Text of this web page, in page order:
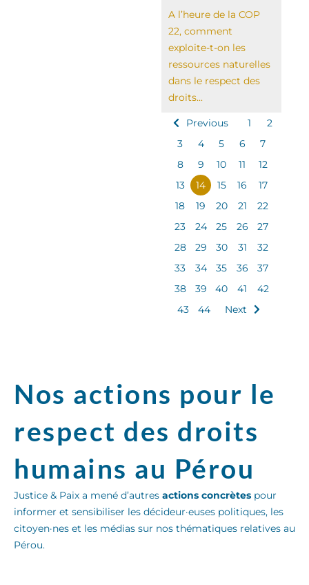
A l’heure de la COP
22, comment
exploite-t-on les
ressources naturelles
dans le respect des
droits...
Previous 1
2
3
4 5 6
7
8
9 10 11
12
13
14 15 16
17
18
19 20 21
22
23
24 25 26
27
28
29 30 31
32
33
34 35 36
37
38
39 40 41
42
43
44 Next
Nos actions pour le
respect des droits
humains au Pérou
Justice & Paix a mené d’autres actions concrètes pour
informer et sensibiliser les décideur·euses politiques, les
citoyen·nes et les médias sur nos thématiques relatives au
Pérou.